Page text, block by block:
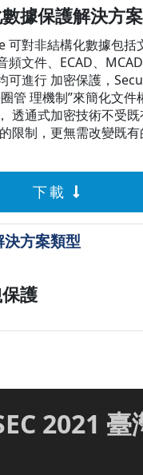
據保護解決方案
可對非結構化數據包括
頻文件、ECAD、
可進行 加密保護，
管 理機制”來簡化文件
透通式加密技術不受
限制，更無需改變既
下載
方案類型
護
2021